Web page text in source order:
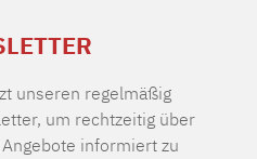
unseren regelmäßig
um rechtzeitig über
informiert zu